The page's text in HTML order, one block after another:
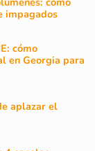
impagados
cómo
en Georgia para
aplazar el